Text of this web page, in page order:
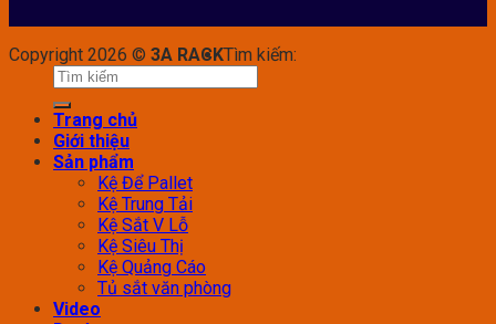
Copyright 2026 © 3A RACKTìm kiếm:
Trang chủ
Giới thiệu
Sản phẩm
Kệ Để Pallet
Kệ Trung Tải
Kệ Sắt V Lỗ
Kệ Siêu Thị
Kệ Quảng Cáo
Tủ sắt văn phòng
Video